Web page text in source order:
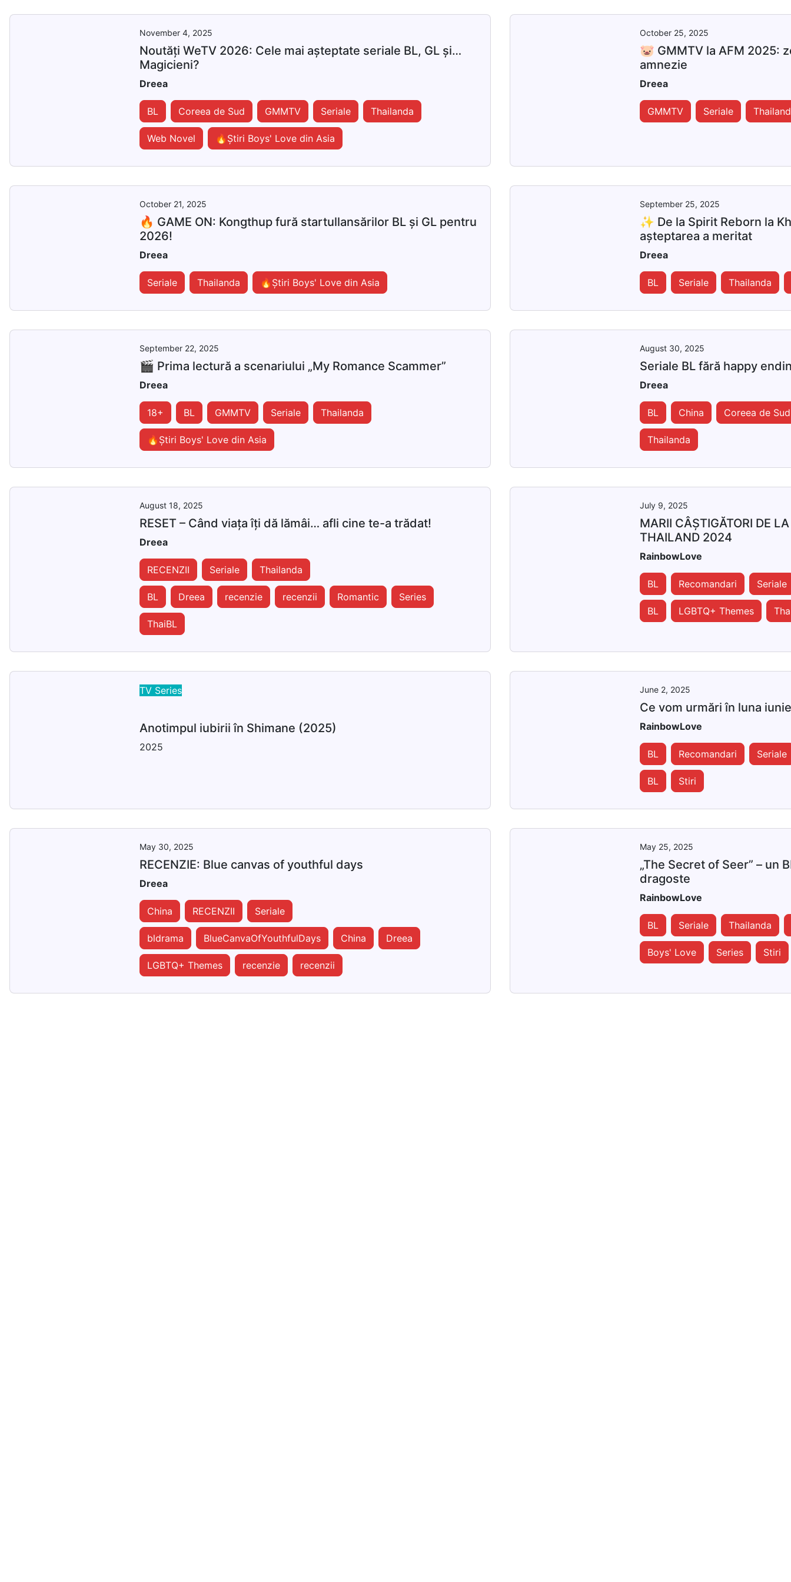
November 4, 2025
Noutăți WeTV 2026: Cele mai așteptate seriale BL, GL și…
Magicieni?
Dreea
BL Coreea de Sud GMMTV Seriale Thailanda
Web Novel 🔥Știri Boys' Love din Asia
October 25, 2025
🐷 GMMTV la AFM 2025:
amnezie
Dreea
GMMTV Seriale
October 21, 2025
🔥 GAME ON: Kongthup fură startullansărilor BL și GL pentru
2026!
Dreea
Seriale Thailanda 🔥Știri Boys' Love din Asia
September 25, 2025
✨ De la Spirit Reborn la
așteptarea a meritat
Dreea
BL Seriale Thailanda
September 22, 2025
🎬 Prima lectură a scenariului „My Romance Scammer”
Dreea
18+ BL GMMTV Seriale Thailanda
🔥Știri Boys' Love din Asia
August 30, 2025
Seriale BL fără happy
Dreea
BL China Coreea de Sud
Thailanda
August 18, 2025
RESET – Când viața îți dă lămâi… afli cine te-a trădat!
Dreea
RECENZII Seriale Thailanda
BL Dreea recenzie recenzii Romantic Series
ThaiBL
July 9, 2025
MARII CÂȘTIGĂTORI DE
THAILAND 2024
RainbowLove
BL Recomandari Seriale
BL LGBTQ+ Themes
TV Series
Anotimpul iubirii în Shimane (2025)
2025
June 2, 2025
Ce vom urmări în luna
RainbowLove
BL Recomandari Seriale
BL Stiri
May 30, 2025
RECENZIE: Blue canvas of youthful days
Dreea
China RECENZII Seriale
bldrama BlueCanvaOfYouthfulDays China Dreea
LGBTQ+ Themes recenzie recenzii
May 25, 2025
„The Secret of Seer” – un
dragoste
RainbowLove
BL Seriale Thailanda
Boys' Love Series Stiri